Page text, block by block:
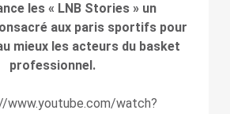
les « LNB Stories » un
aux paris sportifs pour
mieux les acteurs du basket
professionnel.
www.youtube.com/watch?